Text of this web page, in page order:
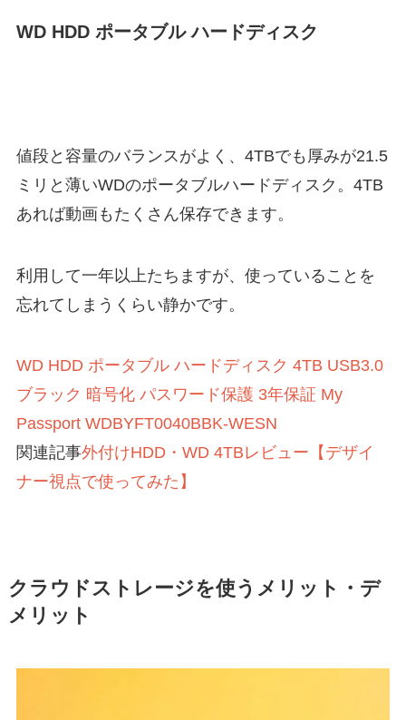
WD HDD ポータブル ハードディスク
値段と容量のバランスがよく、4TBでも厚みが21.5
ミリと薄いWDのポータブルハードディスク。4TB
あれば動画もたくさん保存できます。
利用して一年以上たちますが、使っていることを
忘れてしまうくらい静かです。
WD HDD ポータブル ハードディスク 4TB USB3.0
ブラック 暗号化 パスワード保護 3年保証 My
Passport WDBYFT0040BBK-WESN
関連記事外付けHDD・WD 4TBレビュー【デザイ
ナー視点で使ってみた】
クラウドストレージを使うメリット・デ
メリット